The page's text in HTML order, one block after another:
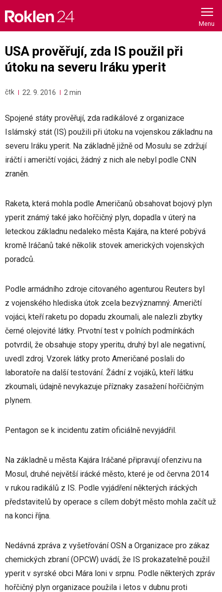
content
USA prověřují, zda IS použil při
útoku na severu Iráku yperit
čtk 22. 9. 2016 2 min
Spojené státy prověřují, zda radikálové z organizace
Islámský stát (IS) použili při útoku na vojenskou základnu na
severu Iráku yperit. Na základně jižně od Mosulu se zdržují
iráčtí i američtí vojáci, žádný z nich ale nebyl podle CNN
zraněn.
Raketa, která mohla podle Američanů obsahovat bojový plyn
yperit známý také jako hořčičný plyn, dopadla v úterý na
leteckou základnu nedaleko města Kajára, na které pobývá
kromě Iráčanů také několik stovek amerických vojenských
poradců.
Podle armádního zdroje citovaného agenturou Reuters byl
z vojenského hlediska útok zcela bezvýznamný. Američtí
vojáci, kteří raketu po dopadu zkoumali, ale nalezli zbytky
černé olejovité látky. Prvotní test v polních podmínkách
potvrdil, že obsahuje stopy yperitu, druhý byl ale negativní,
uvedl zdroj. Vzorek látky proto Američané poslali do
laboratoře na další testování. Žádní z vojáků, kteří látku
zkoumali, údajně nevykazuje příznaky zasažení hořčičným
plynem.
Pentagon se k incidentu zatím oficiálně nevyjádřil.
Na základně u města Kajára Iráčané připravují ofenzivu na
Mosul, druhé největší irácké město, které je od června 2014
v rukou radikálů z IS. Podle vyjádření některých iráckých
představitelů by operace s cílem dobýt město mohla začít už
na konci října.
Nedávná zpráva z vyšetřování OSN a Organizace pro zákaz
chemických zbraní (OPCW) uvádí, že IS prokazatelně použil
yperit v syrské obci Mára loni v srpnu. Podle některých zpráv
hořčičný plyn organizace použila i letos v dubnu proti